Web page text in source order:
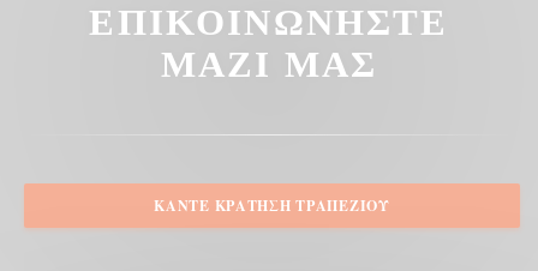
ΕΠΙΚΟΙΝΩΝΉΣΤΕ
ΜΑΖΊ ΜΑΣ
ΚΆΝΤΕ ΚΡΆΤΗΣΗ ΤΡΑΠΕΖΙΟΎ